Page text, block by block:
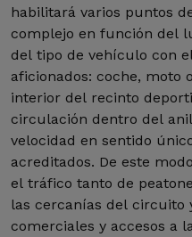
habilitará varios puntos de entrada y salida al
complejo en función del
del tipo de vehículo con
aficionados: coche, moto
interior del recinto
circulación dentro del
velocidad en sentido
acreditados. De este
el tráfico tanto de
las cercanías del circuito
comerciales y accesos a